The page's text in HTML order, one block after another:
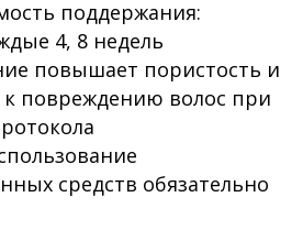
поддержания:
4, 8 недель
повышает пористость и
повреждению волос при
средств обязательно